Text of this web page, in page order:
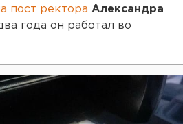
пост ректора Александра
года он работал во